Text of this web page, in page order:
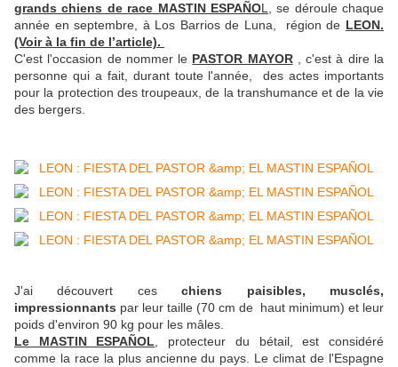
grands chiens de race MASTIN ESPAÑOL,
se déroule chaque
année en septembre, à Los Barrios de Luna, région de LEON.
(Voir à la fin de l’article).
C'est l'occasion de nommer le PASTOR MAYOR, c'est à dire la
personne qui a fait, durant toute l'année, des actes importants
pour la protection des troupeaux, de la transhumance et de la vie
des bergers.
J'ai découvert ceschiens paisibles, musclés,
impressionnants par leur taille (70 cm de haut minimum) et leur
poids d'environ 90 kg pour les mâles.
Le MASTIN ESPAÑOL , protecteur du bétail, est considéré
comme la race la plus ancienne du pays. Le climat de l'Espagne